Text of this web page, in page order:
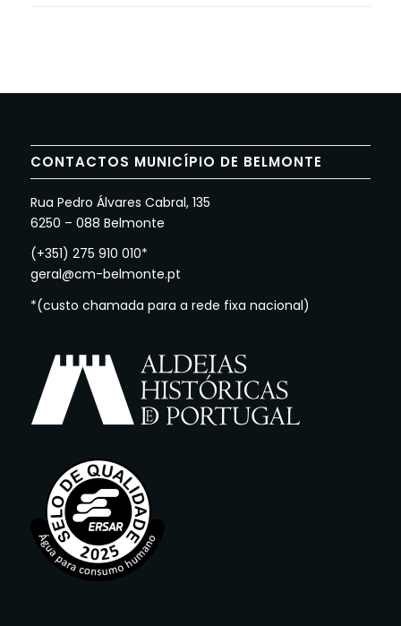
CONTACTOS MUNICÍPIO DE BELMONTE
Rua Pedro Álvares Cabral, 135
6250 – 088 Belmonte
(+351) 275 910 010*
geral@cm-belmonte.pt
*(custo chamada para a rede fixa nacional)